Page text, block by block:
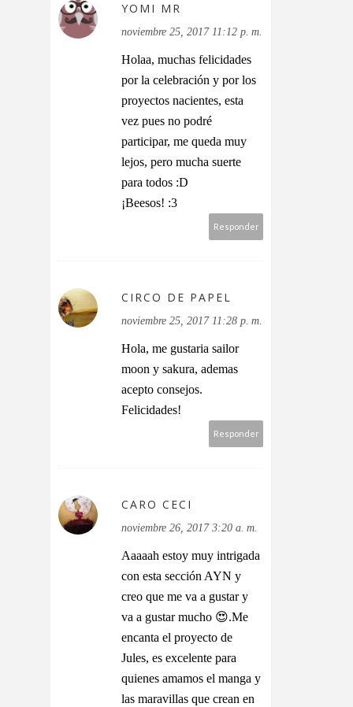
YOMI MR
noviembre 25, 2017 11:12 p. m.
Holaa, muchas felicidades
por la celebración y por los
proyectos nacientes, esta
vez pues no podré
participar, me queda muy
lejos, pero mucha suerte
para todos :D
¡Beesos! :3
Responder
CIRCO DE PAPEL
noviembre 25, 2017 11:28 p. m.
Hola, me gustaria sailor
moon y sakura, ademas
acepto consejos.
Felicidades!
Responder
CARO CECI
noviembre 26, 2017 3:20 a. m.
Aaaaah estoy muy intrigada
con esta sección AYN y
creo que me va a gustar y
va a gustar mucho 😍.Me
encanta el proyecto de
Jules, es excelente para
quienes amamos el manga y
las maravillas que crean en